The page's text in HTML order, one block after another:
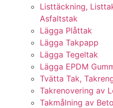
Listtäckning,
Asfaltstak
Lägga Plåttak
Lägga Takpapp
Lägga Tegeltak
Lägga EPDM
Tvätta Tak,
Takrenovering av
Takmålning av